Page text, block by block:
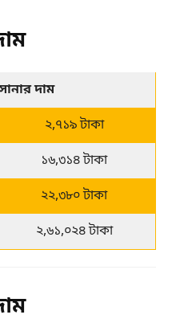
দাম
২,৭১৯ টাকা
১৬,৩১৪ টাকা
২২,৩৮০ টাকা
২,৬১,০২৪ টাকা